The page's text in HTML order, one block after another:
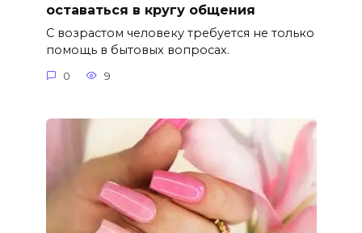
оставаться в кругу общения
С возрастом человеку требуется не только
помощь в бытовых вопросах.
0 9